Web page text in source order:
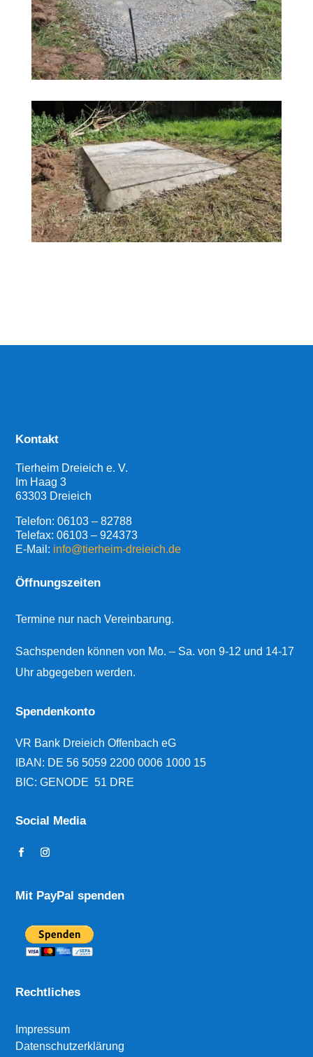
Kontakt
Tierheim Dreieich e. V.
Im Haag 3
63303 Dreieich
Telefon:06103 – 82788
Telefax: 06103 – 924373
E-Mail: info@tierheim-dreieich.de
Öffnungszeiten
Termine nur nach Vereinbarung.
Sachspenden können von Mo. – Sa. von 9-12 und 14-17
Uhr abgegeben werden.
Spendenkonto
VR Bank Dreieich Offenbach eG
IBAN: DE 56 5059 2200 0006 1000 15
BIC: GENODE 51 DRE
Social Media
Mit PayPal spenden
Rechtliches
Impressum
Datenschutzerklärung